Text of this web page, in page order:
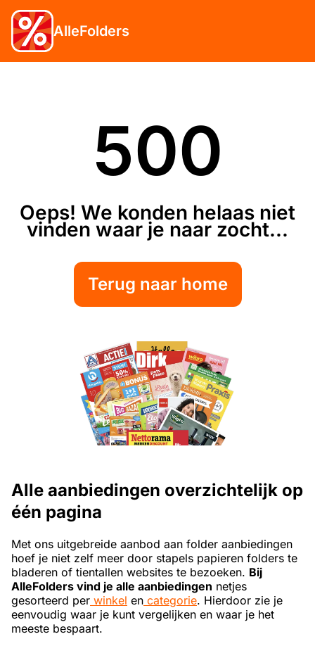
AlleFolders
500
Oeps! We konden helaas niet
vinden waar je naar zocht...
Terug naar home
Alle aanbiedingen overzichtelijk op
één pagina
Met ons uitgebreide aanbod aan folder aanbiedingen
hoef je niet zelf meer door stapels papieren folders te
bladeren of tientallen websites te bezoeken. Bij
AlleFolders vind je alle aanbiedingen netjes
gesorteerd per winkel en categorie. Hierdoor zie je
eenvoudig waar je kunt vergelijken en waar je het
meeste bespaart.